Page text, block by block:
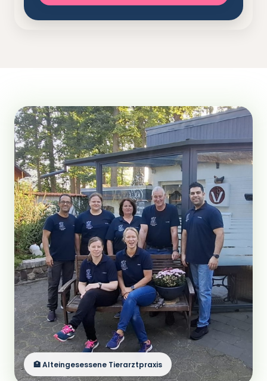
🏥 Alteingesessene Tierarztpraxis